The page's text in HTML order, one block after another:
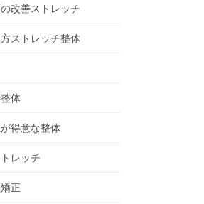
改善ストレッチ
ストレッチ整体
体
得意な整体
レッチ
正